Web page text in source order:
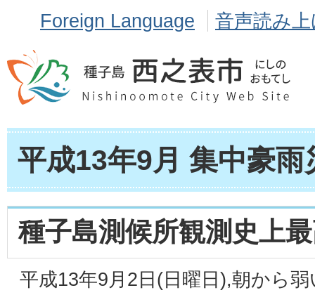
Foreign Language 音声読み
平成13年9月 集中豪雨
種子島測候所観測史上
平成13年9月2日(日曜日),朝から